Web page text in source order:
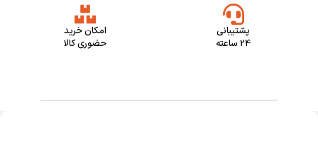
پشتیبانی
24 ساعته
امکان خرید
حضوری کالا